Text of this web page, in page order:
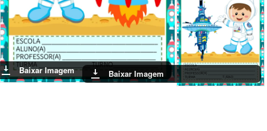
Baixar Imagem Baixar Imagem